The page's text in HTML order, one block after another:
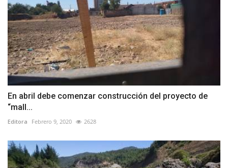
En abril debe comenzar construcción del proyecto de
“mall...
Editora Febrero 9, 2020 2628